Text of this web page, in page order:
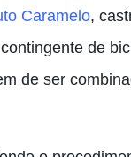
Caramelo,
de
de ser